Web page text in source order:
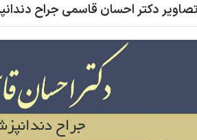
دکتر احسان قاسمی جراح